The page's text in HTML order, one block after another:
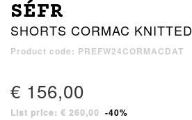
SÉFR
SHORTS CORMAC KNITTED
Product code: PREFW24CORMACDAT
€ 156,00
List price: € 260,00 -40%